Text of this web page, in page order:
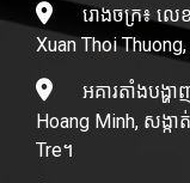
រោងចក្រ៖ លេ
Xuan Thoi
អគារតាំងបង្ហ
Hoang Minh, សង្កា
Tre។